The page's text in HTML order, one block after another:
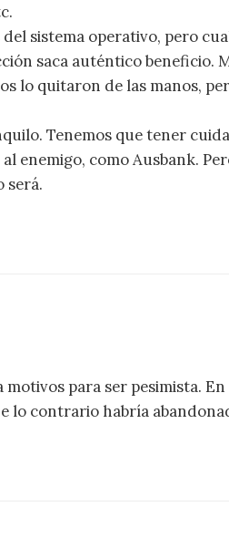
sistema operativo, pero
saca auténtico beneficio.
lo quitaron de las manos,
Tenemos que tener
enemigo, como Ausbank.
será.
para ser pesimista.
lo contrario habría